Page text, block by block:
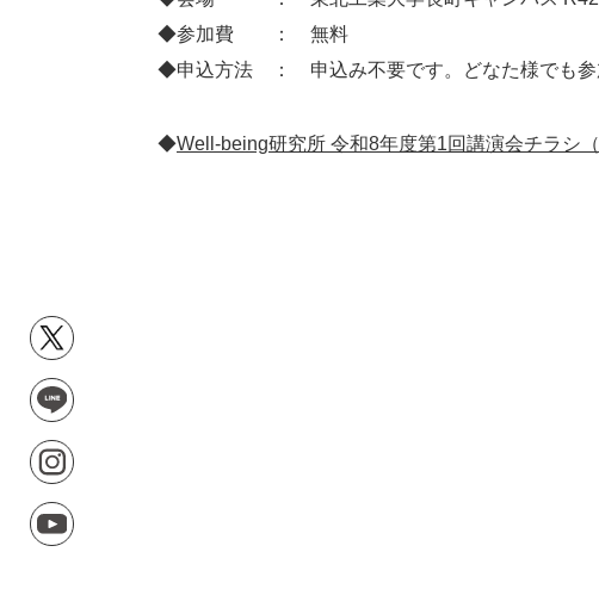
◆参加費 ： 無料
◆申込方法 ： 申込み不要です。どなた様でも参
◆Well-being研究所 令和8年度第1回講演会チラシ（